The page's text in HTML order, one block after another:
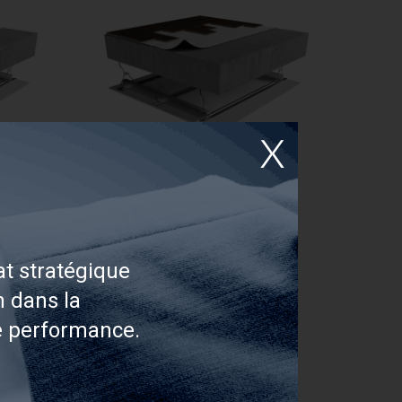
|
FLOTTANT | INSONOBOIS
BÉTON | FOURRURES |
PLAFOND
Performance acoustique
AIIC: 65 à 73
ASTC: 65 à 70
Plus de détails
stratégique
dans la
performance.